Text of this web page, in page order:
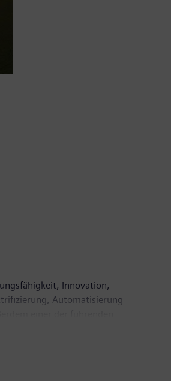
Innovation,
Automatisierung
und Softwarelösungen